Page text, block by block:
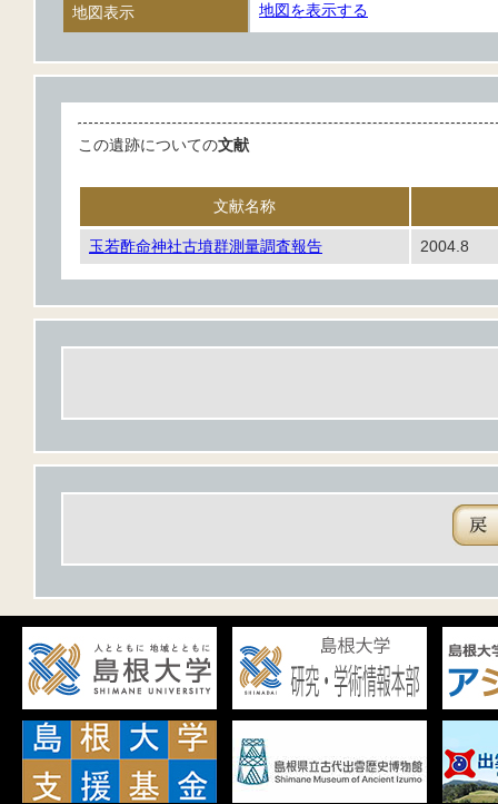
地図表示 地図を表示する
この遺跡についての文献
文献名称
玉若酢命神社古墳群測量調査報告 2004.8